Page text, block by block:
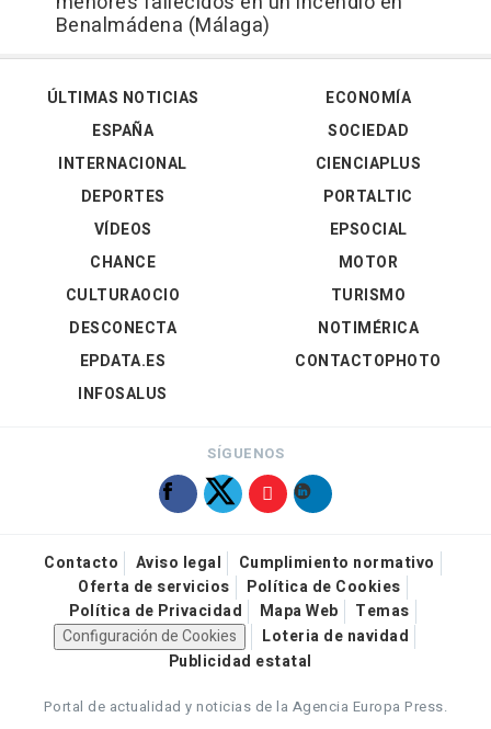
Benalmádena (Málaga)
ÚLTIMAS NOTICIAS
ESPAÑA
INTERNACIONAL
DEPORTES
VÍDEOS
ECONOMÍA
SOCIEDAD
CIENCIAPLUS
PORTALTIC
EPSOCIAL
CHANCE
CULTURAOCIO
DESCONECTA
EPDATA.ES
INFOSALUS
MOTOR
TURISMO
NOTIMÉRICA
CONTACTOPHOTO
SÍGUENOS
Contacto Aviso legal
Cumplimiento normativo
Oferta de servicios
Política de Cookies
Política de Privacidad
Mapa Web
Temas
Configuración de Cookies
Loteria de navidad
Publicidad estatal
Portal de actualidad y noticias de la Agencia Europa Press.